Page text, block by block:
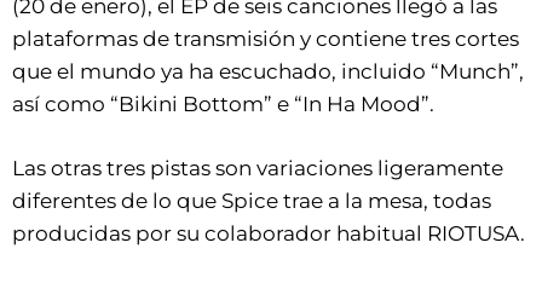
(20 de enero), el EP de seis canciones llegó a las
plataformas de transmisión y contiene tres cortes
que el mundo ya ha escuchado, incluido “Munch”,
así como “Bikini Bottom” e “In Ha Mood”.
Las otras tres pistas son variaciones ligeramente
diferentes de lo que Spice trae a la mesa, todas
producidas por su colaborador habitual RIOTUSA.